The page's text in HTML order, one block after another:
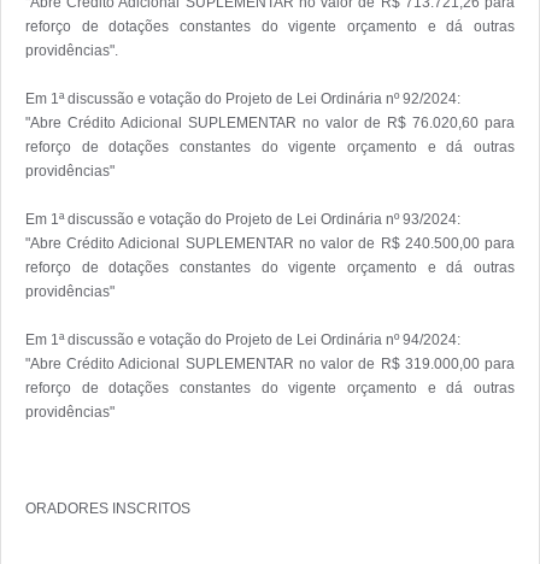
reforço de dotações constantes do vigente orçamento e dá outras
providências".
Em 1ª discussão e votação do Projeto de Lei Ordinária nº 92/2024:
"Abre Crédito Adicional SUPLEMENTAR no valor de R$ 76.020,60 para
reforço de dotações constantes do vigente orçamento e dá outras
providências"
Em 1ª discussão e votação do Projeto de Lei Ordinária nº 93/2024:
"Abre Crédito Adicional SUPLEMENTAR no valor de R$ 240.500,00 para
reforço de dotações constantes do vigente orçamento e dá outras
providências"
Em 1ª discussão e votação do Projeto de Lei Ordinária nº 94/2024:
"Abre Crédito Adicional SUPLEMENTAR no valor de R$ 319.000,00 para
reforço de dotações constantes do vigente orçamento e dá outras
providências"
ORADORES INSCRITOS